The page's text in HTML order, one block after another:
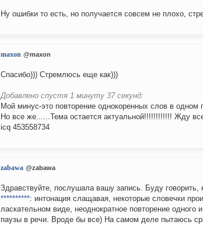
Ну ошибки то есть, но получается совсем не плохо,
maxon @maxon
Спасибо))) Стремлюсь еще как)))
Добавлено спустя 1 минуту 37 секунд:
Мой минус-это повторение однокоренных слов в
Но все же......Тема остается актуальной!!!!!!!!!!!! Жду
icq 453558734
zabawa @zabawa
Здравствуйте, послушала вашу запись. Буду говорить,
**********: интонация слащавая, некоторые словечки
ласкательном виде, неоднократное повторение одного
паузы в речи. Вроде бы все) На самом деле пытаюсь